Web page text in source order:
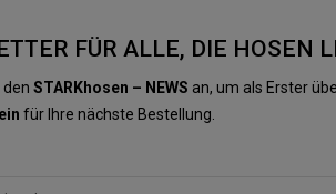
FÜR ALLE, DIE HOSEN
den STARKhosen – NEWS an, um als Erster
für Ihre nächste Bestellung.